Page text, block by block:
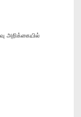
அறிக்கையில்